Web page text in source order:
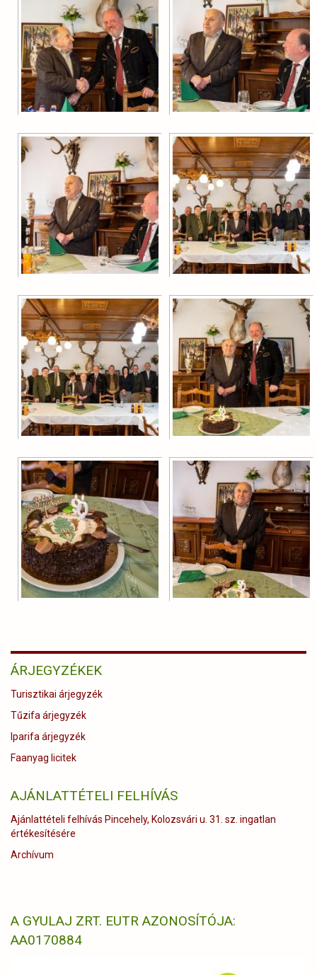
ÁRJEGYZÉKEK
Turisztikai árjegyzék
Tűzifa árjegyzék
Iparifa árjegyzék
Faanyag licitek
AJÁNLATTÉTELI FELHÍVÁS
Ajánlattételi felhívás Pincehely, Kolozsvári u. 31. sz. ingatlan
értékesítésére
Archívum
A GYULAJ ZRT. EUTR AZONOSÍTÓJA:
AA0170884